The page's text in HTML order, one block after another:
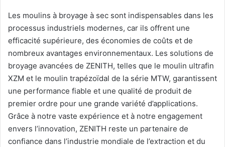
Les moulins à broyage à sec sont indispensables dans les
processus industriels modernes, car ils offrent une
efficacité supérieure, des économies de coûts et de
nombreux avantages environnementaux. Les solutions de
broyage avancées de ZENITH, telles que le moulin ultrafin
XZM et le moulin trapézoïdal de la série MTW, garantissent
une performance fiable et une qualité de produit de
premier ordre pour une grande variété d’applications.
Grâce à notre vaste expérience et à notre engagement
envers l’innovation, ZENITH reste un partenaire de
confiance dans l’industrie mondiale de l’extraction et du